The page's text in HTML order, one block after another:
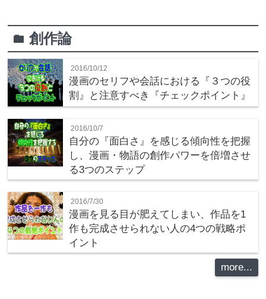
folder創作論
2016/10/12
漫画のセリフや会話における『３つの役
割』と注意すべき『チェックポイント』
2016/10/7
自分の『面白さ』を感じる傾向性を把握
し、漫画・物語の創作パワーを倍増させ
る3つのステップ
2016/7/30
漫画を見る目が肥えてしまい、作品を1
作も完成させられない人の4つの戦略ポ
イント
more...